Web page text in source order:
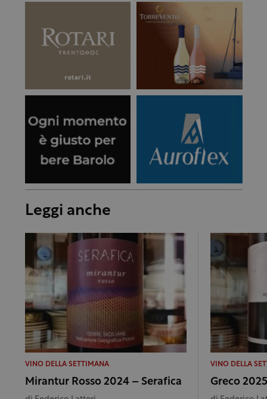
Leggi anche
VINO DELLA SETTIMANA
Mirantur Rosso 2024 – Serafica
VINO DELLA
Greco